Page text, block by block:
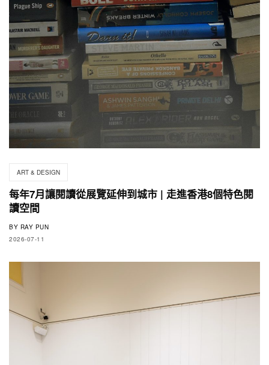
ART & DESIGN
每年7月讓閱讀從展覽延伸到城市 | 走進香港8個特色閱
讀空間
BY RAY PUN
2026-07-11